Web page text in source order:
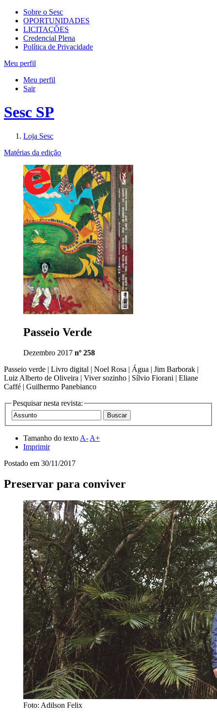
Sobre o Sesc
OPORTUNIDADES
LICITAÇÕES
Credencial Plena
Política de Privacidade
Meu perfil
Meu perfil
Sair
Sesc SP
Loja Sesc
Matérias da edição
Passeio Verde
Dezembro 2017 nº 258
Passeio verde | Livro digital | Noel Rosa | Água | Jim Barborak |
Luiz Alberto de Oliveira | Viver sozinho | Sílvio Fiorani | Eliane
Caffé | Guilhermo Panebianco
Pesquisar nesta revista:
Tamanho do texto A- A+
Imprimir
Postado em 30/11/2017
Preservar para conviver
Foto: Adilson Felix